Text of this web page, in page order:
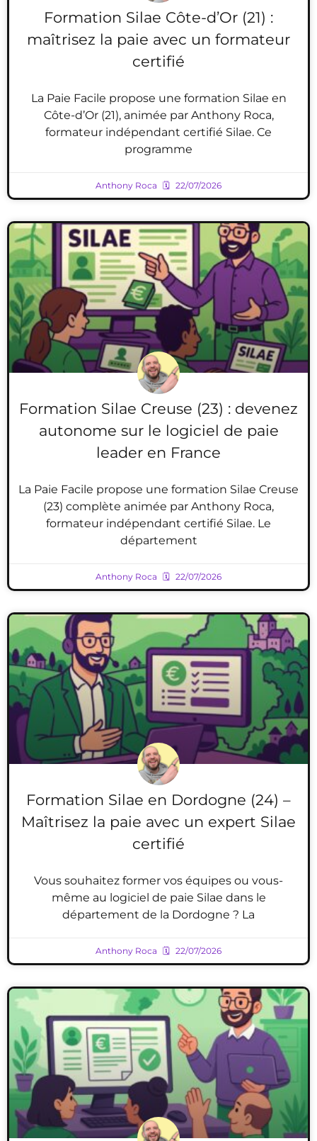
Formation Silae Côte-d’Or (21) :
maîtrisez la paie avec un formateur
certifié
La Paie Facile propose une formation Silae en
Côte-d’Or (21), animée par Anthony Roca,
formateur indépendant certifié Silae. Ce
programme
Anthony Roca 22/07/2026
Formation Silae Creuse (23) : devenez
autonome sur le logiciel de paie
leader en France
La Paie Facile propose une formation Silae Creuse
(23) complète animée par Anthony Roca,
formateur indépendant certifié Silae. Le
département
Anthony Roca 22/07/2026
Formation Silae en Dordogne (24) –
Maîtrisez la paie avec un expert Silae
certifié
Vous souhaitez former vos équipes ou vous-
même au logiciel de paie Silae dans le
département de la Dordogne ? La
Anthony Roca 22/07/2026